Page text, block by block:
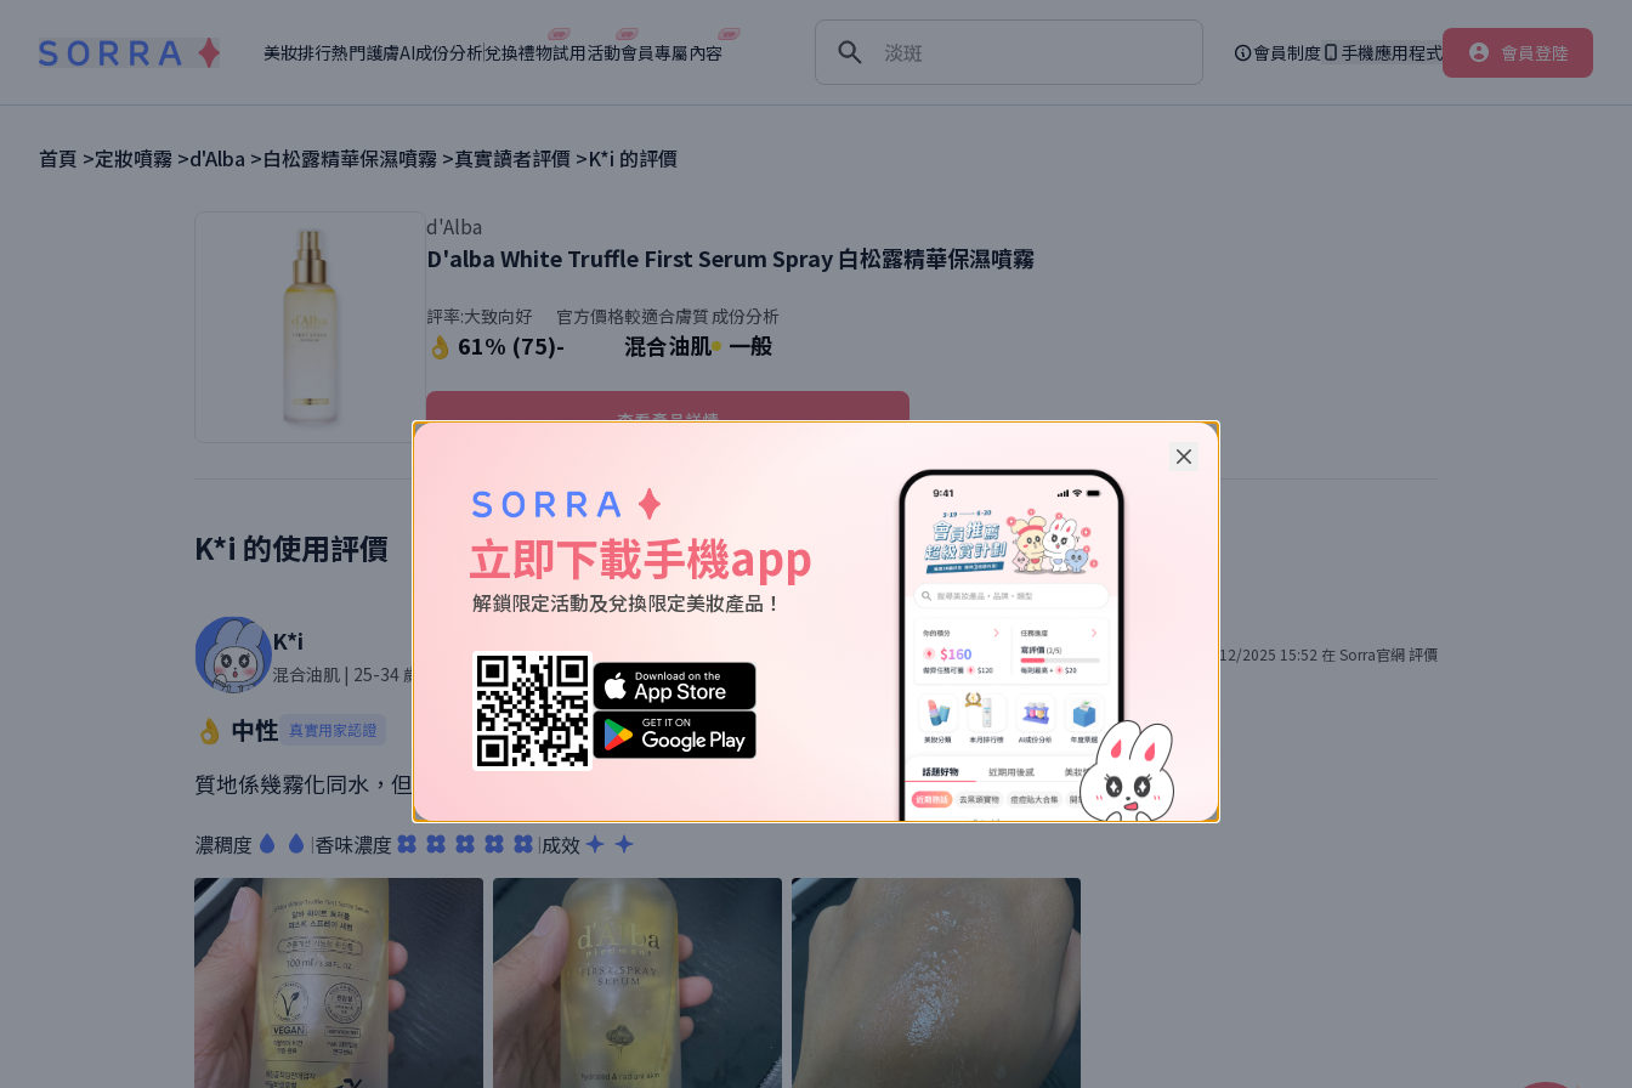
美妝排行熱門護膚AI成份分析兌換禮物試用活動會員專屬內容
淡斑
會員制度 手機應用程式 會員登陸
首頁 >定妝噴霧 >d'Alba >白松露精華保濕噴霧 >真實讀者評價 >K*i 的評價
d'Alba
D'alba White Truffle First Serum Spray 白松露精華保濕噴霧
評率:大致向好
👌 61% (75)
官方價格
-
較適合膚質
混合油肌
成份分析
一般
查看產品詳情
K*i 的使用評價
K*i
混合油肌 | 25-34 歲 | 40則評價
14/12/2025 15:52 在Sorra官網評價
👌 中性 真實用家認證
質地係幾霧化同水，但係個香味令我有啲卻步，比較濃郁。又唔見好特別嘅效果。
濃稠度 |香味濃度 |成效
立即下載手機app
解鎖限定活動及兌換限定美妝產品！